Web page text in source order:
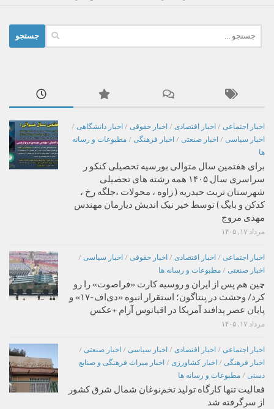
برای:
اخبار اجتماعی / اخبار اقتصادی / اخبار حقوقی / اخبار دانشگاهی /
اخبار سیاسی / اخبار صنعتی / اخبار فرهنگی / مطبوعات و رسانه
ها
برای هفتمین سال متوالی بورسیه تحصیلی کنکو ر
سراسری سال ۱۴۰۵ همه رشته های تحصیلی
شهرستان تربت حیدریه ( زاوه ، محولات ،جلگه رخ ،
کدکن و بایگ ) توسط خیر نیک اندیش دیارمان مهندس
مهدی مروج
مرداد ۱۷, ۱۴۰۵
اخبار اجتماعی / اخبار اقتصادی / اخبار حقوقی / اخبار سیاسی /
اخبار صنعتی / مطبوعات و رسانه ها
چین هم پس از ایران و روسیه کارت «فراصوت» را رو
کرد/ وحشت در پنتاگون؛ استقرار انبوه «دی‌اف‑۱۷» و
پایان عصر پدافند آمریکا در اقیانوس آرام +عکس
مرداد ۱۷, ۱۴۰۵
اخبار اجتماعی / اخبار اقتصادی / اخبار سیاسی / اخبار صنعتی /
اخبار فرهنگی / اخبار کشاورزی / اخبار میراث فرهنگی و صنایع
دستی / مطبوعات و رسانه ها
فعالیت تنها کارگاه تولید تخم‌نوغان شمال شرق کشور
از سرگرفته شد